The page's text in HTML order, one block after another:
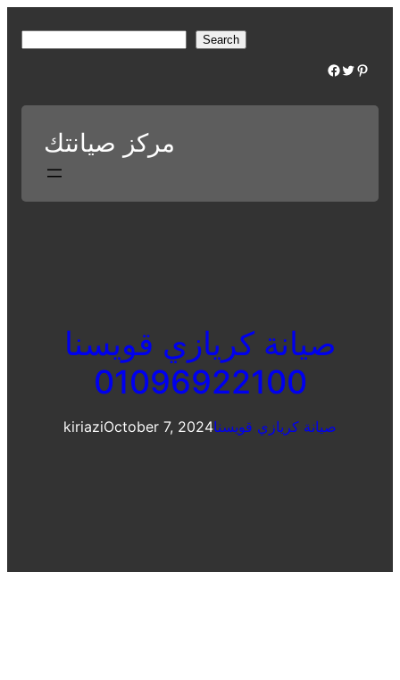
r
Search
Facebook Twitter Pinterest
مركز صيانتك
صيانة كريازي قويسنا
01096922100
kiriaziOctober 7, 2024صيانة كريازي قويسنا